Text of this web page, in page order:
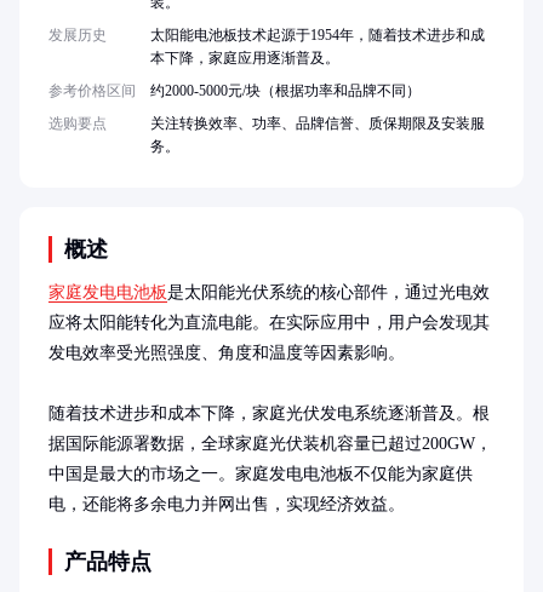
概述
家庭发电电池板是太阳能光伏系统的核心部件，通过光电效
应将太阳能转化为直流电能。在实际应用中，用户会发现其
发电效率受光照强度、角度和温度等因素影响。
随着技术进步和成本下降，家庭光伏发电系统逐渐普及。根
据国际能源署数据，全球家庭光伏装机容量已超过200GW，
中国是最大的市场之一。家庭发电电池板不仅能为家庭供
电，还能将多余电力并网出售，实现经济效益。
产品特点
发展历史
太阳能电池板技术起源于1954年，随着技术进步和成
本下降，家庭应用逐渐普及。
参考价格区间
约2000-5000元/块（根据功率和品牌不同）
选购要点
关注转换效率、功率、品牌信誉、质保期限及安装服
务。